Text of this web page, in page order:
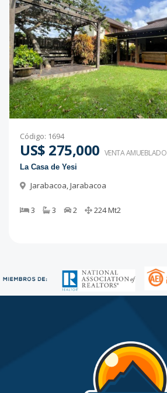
Código: 1694
US$ 275,000 VENTA AMUEBLADO
La Casa de Yesi
Jarabacoa,Jarabacoa
3 3 2 224Mt2